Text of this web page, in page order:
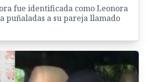
fue identificada como Leonora
puñaladas a su pareja llamado